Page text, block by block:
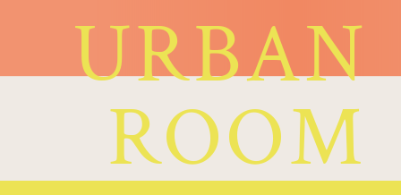
URBAN
ROOM